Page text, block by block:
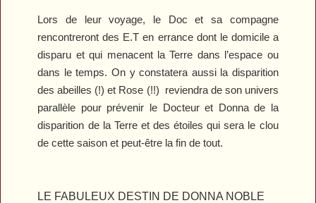
Lors de leur voyage, le Doc et sa compagne
rencontreront des E.T en errance dont le domicile a
disparu et qui menacent la Terre dans l’espace ou
dans le temps. On y constatera aussi la disparition
des abeilles (!) et Rose (!!) reviendra de son univers
parallèle pour prévenir le Docteur et Donna de la
disparition de la Terre et des étoiles qui sera le clou
de cette saison et peut-être la fin de tout.
LE FABULEUX DESTIN DE DONNA NOBLE